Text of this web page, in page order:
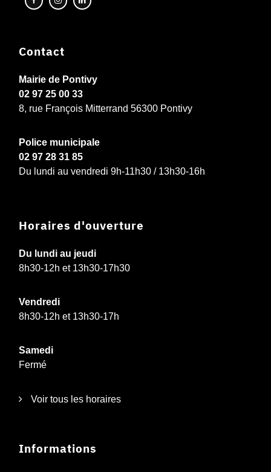
Contact
Mairie de Pontivy
02 97 25 00 33
8, rue François Mitterrand 56300 Pontivy
Police municipale
02 97 28 31 85
Du lundi au vendredi 9h-11h30 / 13h30-16h
Horaires d'ouverture
Du lundi au jeudi
8h30-12h et 13h30-17h30
Vendredi
8h30-12h et 13h30-17h
Samedi
Fermé
Voir tous les horaires
Informations